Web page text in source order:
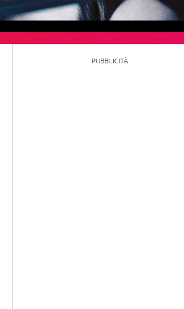
PUBBLICITÀ